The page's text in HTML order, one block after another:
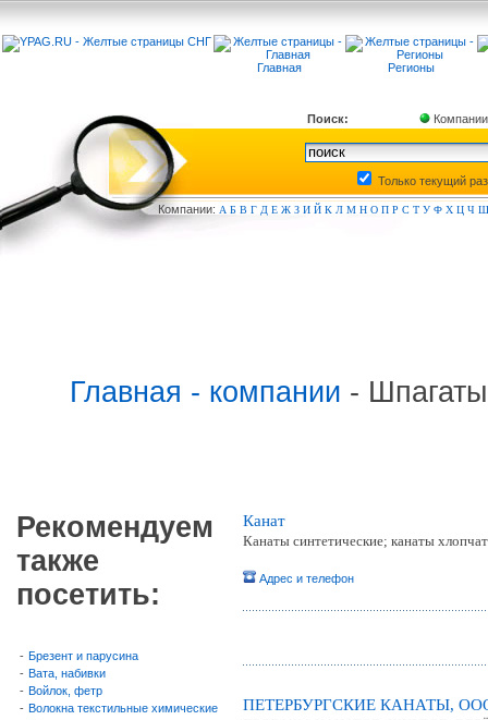
Главная Регионы
Поиск: Компании
Только текущий
Компании: А Б В Г Д Е Ж З И Й К Л М Н О П Р С Т У Ф Х Ц Ч Ш
Главная - компании -
Рекомендуем
также
посетить:
- Брезент и парусина
- Вата, набивки
- Войлок, фетр
- Волокна текстильные химические
Канат
Канаты синтетические; канаты
Адрес и телефон
ПЕТЕРБУРГСКИЕ КАНАТЫ,